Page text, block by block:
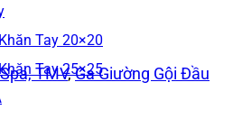
Khăn Tay 20×20
Khăn Tay 25×25
TMV,Ga Giường Gội Đầu